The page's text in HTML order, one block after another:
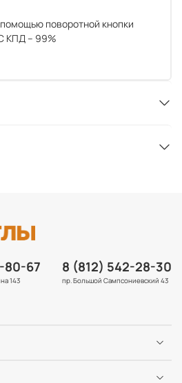
поворотной кнопки
КПД – 99%
80-67
143
8 (812) 542-28-30
пр. Большой Сампсониевский 43